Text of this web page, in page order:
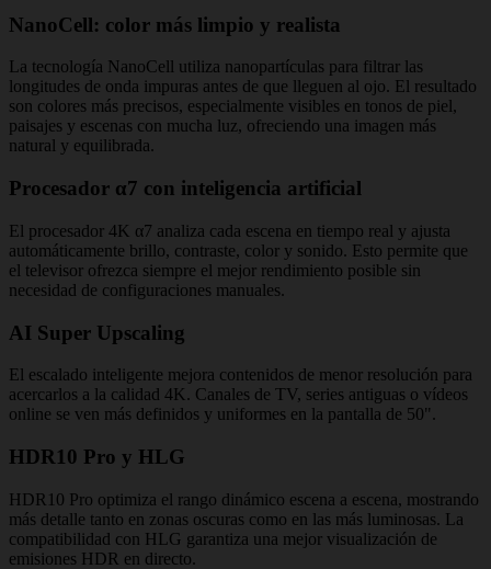
NanoCell: color más limpio y realista
La tecnología NanoCell utiliza nanopartículas para filtrar las
longitudes de onda impuras antes de que lleguen al ojo. El resultado
son colores más precisos, especialmente visibles en tonos de piel,
paisajes y escenas con mucha luz, ofreciendo una imagen más
natural y equilibrada.
Procesador α7 con inteligencia artificial
El procesador 4K α7 analiza cada escena en tiempo real y ajusta
automáticamente brillo, contraste, color y sonido. Esto permite que
el televisor ofrezca siempre el mejor rendimiento posible sin
necesidad de configuraciones manuales.
AI Super Upscaling
El escalado inteligente mejora contenidos de menor resolución para
acercarlos a la calidad 4K. Canales de TV, series antiguas o vídeos
online se ven más definidos y uniformes en la pantalla de 50".
HDR10 Pro y HLG
HDR10 Pro optimiza el rango dinámico escena a escena, mostrando
más detalle tanto en zonas oscuras como en las más luminosas. La
compatibilidad con HLG garantiza una mejor visualización de
emisiones HDR en directo.